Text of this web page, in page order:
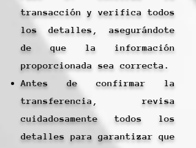
transacción y verifica todos
los detalles, asegurándote
de que la información
proporcionada sea correcta.
Antes de confirmar la
transferencia, revisa
cuidadosamente todos los
detalles para garantizar que